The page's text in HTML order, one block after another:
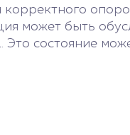
корректного
может быть
Это состояние